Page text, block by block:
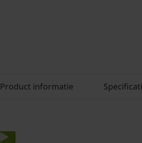
Product informatie